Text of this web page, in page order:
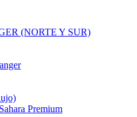
(NORTE Y SUR)
Premium